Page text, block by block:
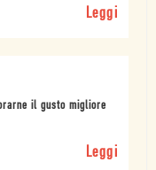
Leggi
il gusto migliore
Leggi